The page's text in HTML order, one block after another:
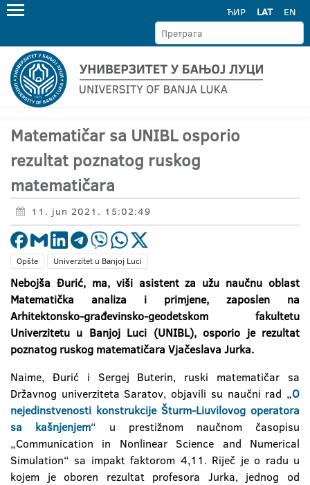
ЋИР LAT EN
Matematičar sa UNIBL osporio
rezultat poznatog ruskog
matematičara
11. jun 2021. 15:02:49
Opšte Univerzitet u Banjoj Luci
Nebojša Đurić, ma, viši asistent za užu naučnu oblast
Matematička analiza i primjene, zaposlen na
Arhitektonsko-građevinsko-geodetskom fakultetu
Univerzitetu u Banjoj Luci (UNIBL), osporio je rezultat
poznatog ruskog matematičara Vjačeslava Jurka.
Naime, Đurić i Sergej Buterin, ruski matematičar sa
Državnog univerziteta Saratov, objavili su naučni rad „O
nejedinstvenosti konstrukcije Šturm-Liuvilovog operatora
sa kašnjenjem“ u prestižnom naučnom časopisu
„Communication in Nonlinear Science and Numerical
Simulation“ sa impakt faktorom 4,11. Riječ je o radu u
kojem je oboren rezultat profesora Jurka, jednog od